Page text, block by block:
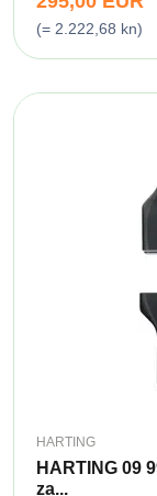
(= 2.222,68 kn)
HARTING
HARTING 09
za...